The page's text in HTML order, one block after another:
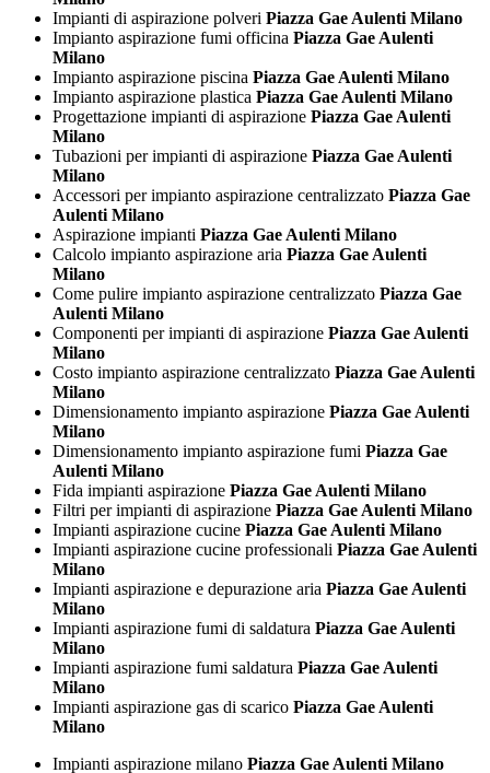
Impianti di aspirazione polveri Piazza Gae Aulenti Milano
Impianto aspirazione fumi officina Piazza Gae Aulenti
Milano
Impianto aspirazione piscina Piazza Gae Aulenti Milano
Impianto aspirazione plastica Piazza Gae Aulenti Milano
Progettazione impianti di aspirazione Piazza Gae Aulenti
Milano
Tubazioni per impianti di aspirazione Piazza Gae Aulenti
Milano
Accessori per impianto aspirazione centralizzato Piazza Gae
Aulenti Milano
Aspirazione impianti Piazza Gae Aulenti Milano
Calcolo impianto aspirazione aria Piazza Gae Aulenti
Milano
Come pulire impianto aspirazione centralizzato Piazza Gae
Aulenti Milano
Componenti per impianti di aspirazione Piazza Gae Aulenti
Milano
Costo impianto aspirazione centralizzato Piazza Gae Aulenti
Milano
Dimensionamento impianto aspirazione Piazza Gae Aulenti
Milano
Dimensionamento impianto aspirazione fumi Piazza Gae
Aulenti Milano
Fida impianti aspirazione Piazza Gae Aulenti Milano
Filtri per impianti di aspirazione Piazza Gae Aulenti Milano
Impianti aspirazione cucine Piazza Gae Aulenti Milano
Impianti aspirazione cucine professionali Piazza Gae Aulenti
Milano
Impianti aspirazione e depurazione aria Piazza Gae Aulenti
Milano
Impianti aspirazione fumi di saldatura Piazza Gae Aulenti
Milano
Impianti aspirazione fumi saldatura Piazza Gae Aulenti
Milano
Impianti aspirazione gas di scarico Piazza Gae Aulenti
Milano
Impianti aspirazione milano Piazza Gae Aulenti Milano